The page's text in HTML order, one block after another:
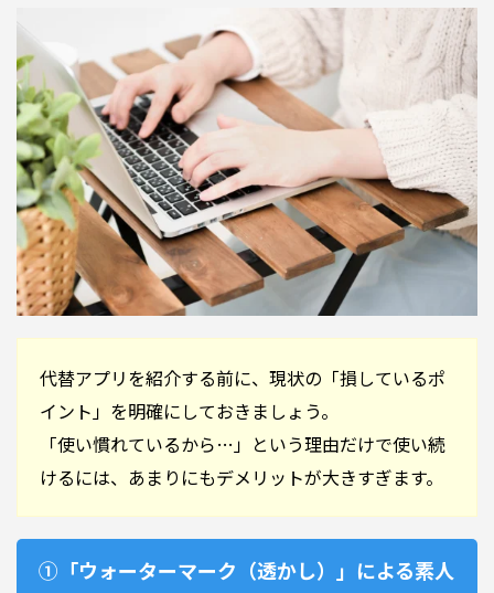
代替アプリを紹介する前に、現状の「損しているポ
イント」を明確にしておきましょう。
「使い慣れているから…」という理由だけで使い続
けるには、あまりにもデメリットが大きすぎます。
①「ウォーターマーク（透かし）」による素人